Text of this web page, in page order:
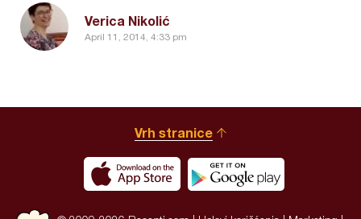
Verica Nikolić
April 11, 2014, 4:33 pm
Vrh stranice